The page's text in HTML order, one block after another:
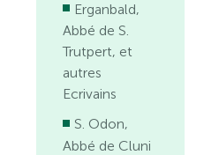
Erganbald,
Abbé de S.
Trutpert, et
autres
Ecrivains
S. Odon,
Abbé de Cluni